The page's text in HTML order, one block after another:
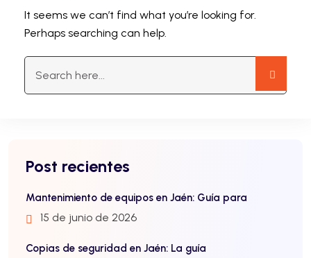
It seems we can’t find what you’re looking for.
Perhaps searching can help.
Post recientes
Mantenimiento de equipos en Jaén: Guía para
15 de junio de 2026
Copias de seguridad en Jaén: La guía